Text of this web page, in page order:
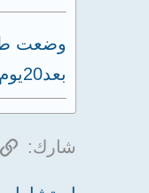
بعد20يوم ومرات متعددة بعد...
شارك: